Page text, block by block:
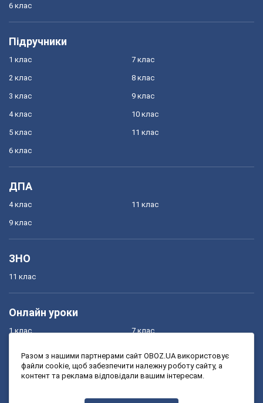
6 клас
Підручники
1 клас
2 клас
3 клас
4 клас
5 клас
6 клас
7 клас
8 клас
9 клас
10 клас
11 клас
ДПА
4 клас
9 клас
11 клас
ЗНО
11 клас
Онлайн уроки
1 клас
3 клас
7 клас
9 клас
Разом з нашими партнерами сайт OBOZ.UA використовує
файли cookie, щоб забезпечити належну роботу сайту, а
контент та реклама відповідали вашим інтересам.